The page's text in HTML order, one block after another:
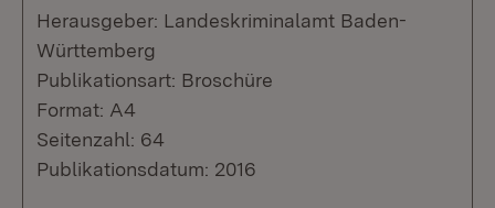
Herausgeber: Landeskriminalamt Baden-
Württemberg
Publikationsart: Broschüre
Format: A4
Seitenzahl: 64
Publikationsdatum: 2016